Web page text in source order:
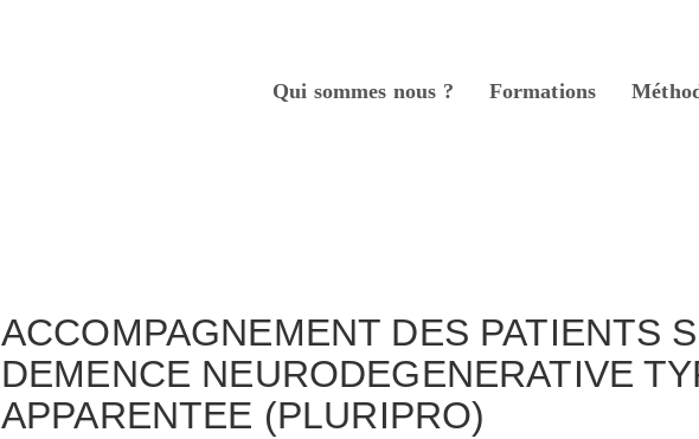
Qui sommes nous ? Formations
ACCOMPAGNEMENT DES PATIENTS
DEMENCE NEURODEGENERATIVE
APPARENTEE (PLURIPRO)